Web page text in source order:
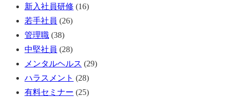
新入社員研修 (16)
若手社員 (26)
管理職 (38)
中堅社員 (28)
メンタルヘルス (29)
ハラスメント (28)
有料セミナー (25)